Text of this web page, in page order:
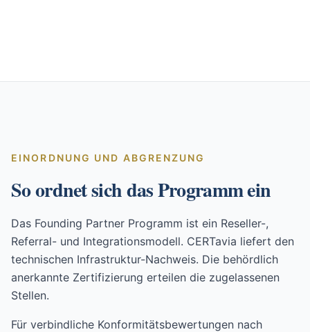
EINORDNUNG UND ABGRENZUNG
So ordnet sich das Programm ein
Das Founding Partner Programm ist ein Reseller-,
Referral- und Integrationsmodell. CERTavia liefert den
technischen Infrastruktur-Nachweis. Die behördlich
anerkannte Zertifizierung erteilen die zugelassenen
Stellen.
Für verbindliche Konformitätsbewertungen nach